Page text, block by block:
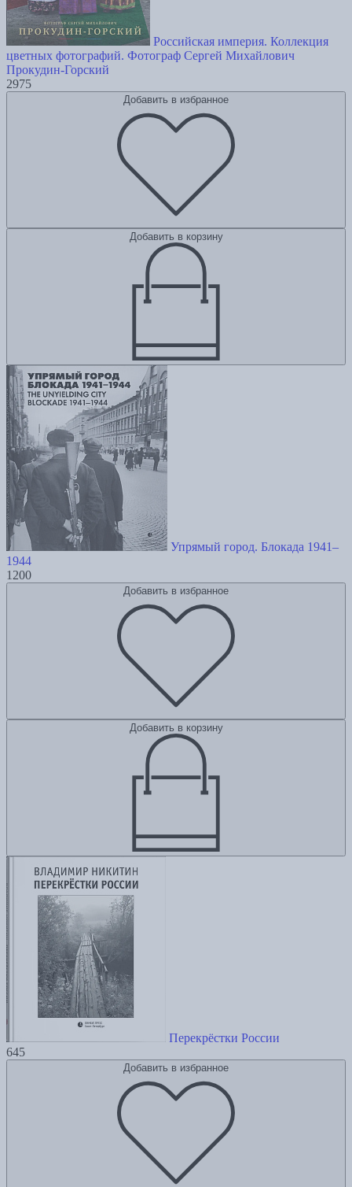
Российская империя. Коллекция
цветных фотографий. Фотограф Сергей Михайлович
Прокудин-Горский
2975
Добавить в избранное
Добавить в корзину
Упрямый город. Блокада 1941–
1944
1200
Добавить в избранное
Добавить в корзину
Перекрёстки России
645
Добавить в избранное